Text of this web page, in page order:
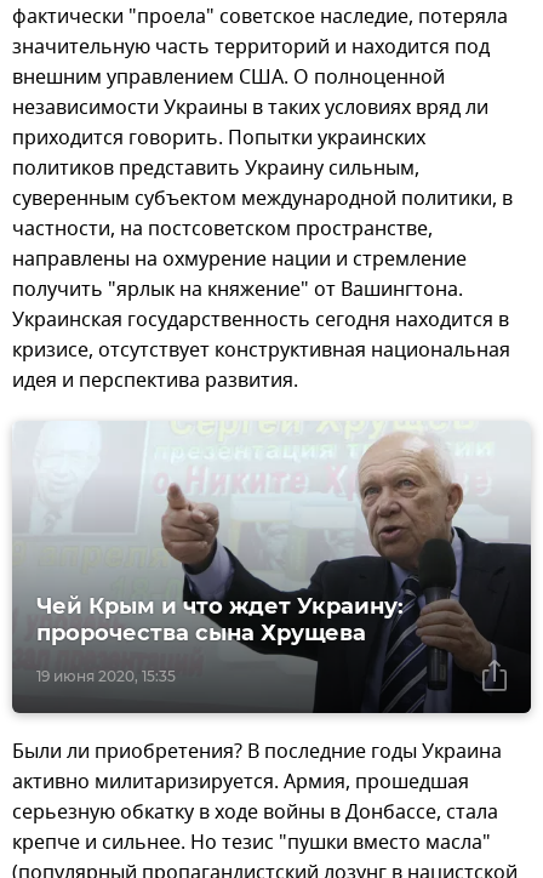
фактически "проела" советское наследие, потеряла
значительную часть территорий и находится под
внешним управлением США. О полноценной
независимости Украины в таких условиях вряд ли
приходится говорить. Попытки украинских
политиков представить Украину сильным,
суверенным субъектом международной политики, в
частности, на постсоветском пространстве,
направлены на охмурение нации и стремление
получить "ярлык на княжение" от Вашингтона.
Украинская государственность сегодня находится в
кризисе, отсутствует конструктивная национальная
идея и перспектива развития.
19 июня 2020, 15:35
Чей Крым и что ждет Украину:
пророчества сына Хрущева
Были ли приобретения? В последние годы Украина
активно милитаризируется. Армия, прошедшая
серьезную обкатку в ходе войны в Донбассе, стала
крепче и сильнее. Но тезис "пушки вместо масла"